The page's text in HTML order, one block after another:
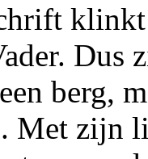
Dus
berg,
Met zijn